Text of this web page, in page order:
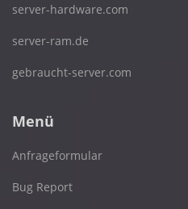
server-hardware.com
server-ram.de
gebraucht-server.com
Menü
Anfrageformular
Bug Report